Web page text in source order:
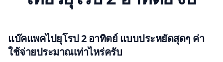
แบ๊คแพคไปยุโรป 2 อาทิตย์ แบบประหยัดสุดๆ ค่า
ใช้จ่ายประมาณเท่าไหร่ครับ